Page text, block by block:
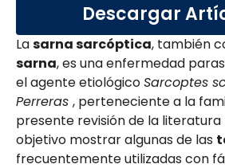
Descargar
Lasarna sarcóptica, también
sarna, es una enfermedad
el agente etiológicoSarcoptes
Perreras , perteneciente a la
presente revisión de la
objetivo mostrar algunas de las
frecuentemente utilizadas con